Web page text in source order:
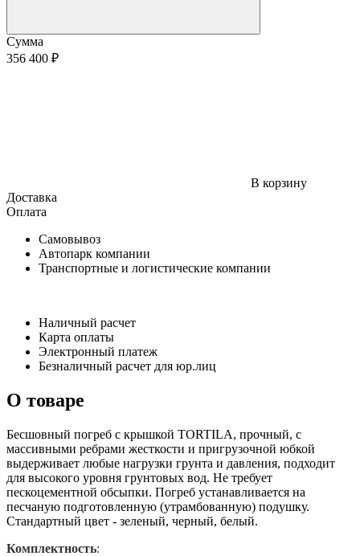
Сумма
356 400 ₽
В корзину
Доставка
Оплата
Самовывоз
Автопарк компании
Транспортные и логистические компании
Наличный расчет
Карта оплаты
Электронный платеж
Безналичный расчет для юр.лиц
О товаре
Бесшовный погреб с крышкой TORTILA, прочный, с
массивными ребрами жесткости и пригрузочной юбкой
выдерживает любые нагрузки грунта и давления, подходит
для высокого уровня грунтовых вод. Не требует
пескоцементной обсыпки. Погреб устанавливается на
песчаную подготовленную (утрамбованную) подушку.
Стандартный цвет - зеленый, черный, белый.
Комплектность: